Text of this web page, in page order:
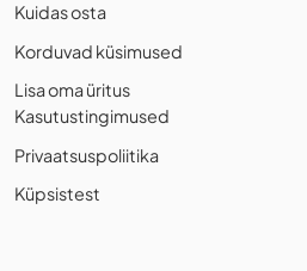
Kuidas osta
Korduvad küsimused
Lisa oma üritus
Kasutustingimused
Privaatsuspoliitika
Küpsistest